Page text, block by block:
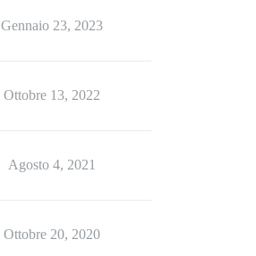
Gennaio 23, 2023
Ottobre 13, 2022
Agosto 4, 2021
Ottobre 20, 2020